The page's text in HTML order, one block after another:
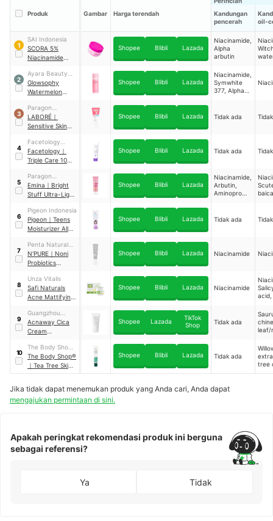
Produk Gambar Harga terendah
Kandungan
pencerah
oil-
1
SAI Indonesia
SCORA 5%
Niacinamide
with Alpha
Arbutin &
Panthenol
Shopee Blibli Lazada
Niacinamide,
Alpha
arbutin
2
Ayara Beauty
Indonesia
Glowsophy
Watermelon
Moisturizer Gel
Shopee Blibli Lazada
Niacinamide,
Symwhite
377, Alpha
extract
3
Paragon
Technology and
Innovation
LABORÉ ｜
Sensitive Skin
BiomeRepair™
Barrier Revive
Cream
Shopee Blibli Lazada Tidak ada
4
Facetology
Innovation
Technology
Facetology ｜
Triple Care 10%
Barrier Boost Gel
Shopee Blibli Lazada Tidak ada
5
Paragon
Technology and
Innovation
Emina ｜ Bright
Stuff Ultra-Light
Cream
Shopee Blibli Lazada
Niacinamide,
Arbutin,
Aminopropyl
Glutathione
6
Pigeon Indonesia
Pigeon ｜ Teens
Moisturizer All
Shopee Blibli Lazada Tidak ada
7
Penta Natural
Kosmetindo
N'PURE ｜ Noni
Probiotics
Moisturizer
Shopee Blibli Lazada Niacinamide
8
Unza Vitalis
Safi Naturals
Acne Mattifying
Shopee Blibli Lazada Niacinamide
acid,
9
Guangzhou
Yuanmei
Biotechnology
Acnaway Cica
Cream
Shopee Lazada
TikTok
Shop
Tidak ada
leaf/​
10
The Body Shop
International
Limited
The Body Shop®
｜ Tea Tree Skin
Clearing
Shopee Blibli Lazada Tidak ada
tree
Jika tidak dapat menemukan produk yang Anda cari, Anda dapat
mengajukan permintaan di sini.
Apakah peringkat rekomendasi produk ini berguna
sebagai referensi?
Ya Tidak